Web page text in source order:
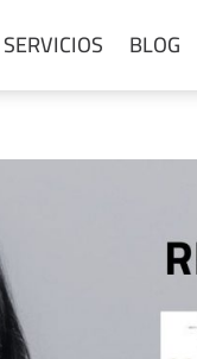
SERVICIOS BLOG